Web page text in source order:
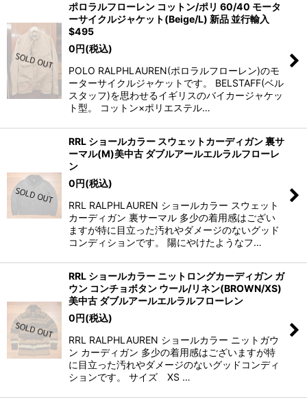
ポロラルフローレン コットン/ポリ 60/40 モータ
ーサイクルジャケット(Beige/L) 新品 並行輸入
$495
0円(税込)
POLO RALPHLAUREN(ポロラルフローレン)のモ
ーターサイクルジャケットです。 BELSTAFF(ベル
スタッフ)を思わせるイギリスのバイカージャケッ
ト型。 コットン×ポリエステル…
RRL ショールカラー スウェットカーディガン 裏サ
ーマル(M)美中古 ダブルアールエルラルフローレ
ン
0円(税込)
RRL RALPHLAUREN ショールカラー スウェット
カーディガン 裏サーマル 多少の着用感はござい
ますが特に目立った汚れやダメージのないグッド
コンディションです。 陽にやけたようなフ…
RRL ショールカラー ニットロングカーディガン ガ
ウン コンチョボタン ウール/リネン(BROWN/XS)
美中古 ダブルアールエルラルフローレン
0円(税込)
RRL RALPHLAUREN ショールカラー ニットガウ
ン カーディガン 多少の着用感はございますが特
に目立った汚れやダメージのないグッドコンディ
ションです。 サイズ XS …